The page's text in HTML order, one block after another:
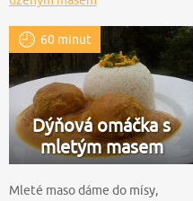
60 minut
Dýňová omáčka s
mletým masem
Mleté maso dáme do mísy,